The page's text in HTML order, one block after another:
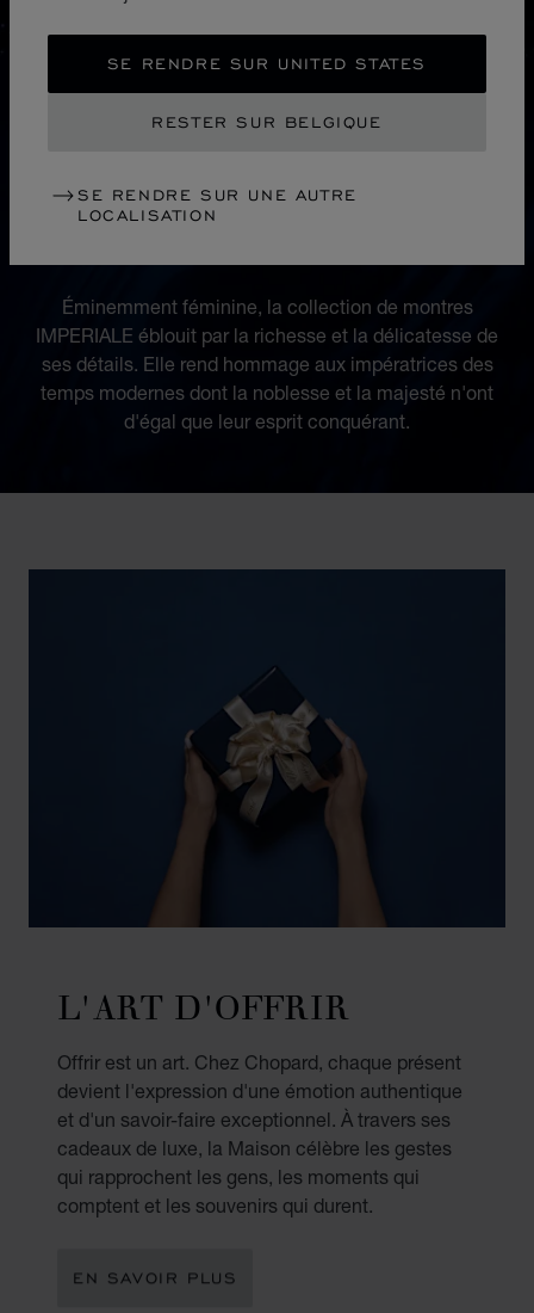
SE RENDRE SUR UNITED STATES
RESTER SUR BELGIQUE
SE RENDRE SUR UNE AUTRE
LOCALISATIONCOLLECTION
Éminemment féminine, la collection de montres
IMPERIALE éblouit par la richesse et la délicatesse de
ses détails. Elle rend hommage aux impératrices des
temps modernes dont la noblesse et la majesté n'ont
d'égal que leur esprit conquérant.
L'ART D'OFFRIR
Offrir est un art. Chez Chopard, chaque présent
devient l'expression d'une émotion authentique
et d'un savoir-faire exceptionnel. À travers ses
cadeaux de luxe, la Maison célèbre les gestes
qui rapprochent les gens, les moments qui
comptent et les souvenirs qui durent.
EN SAVOIR PLUS